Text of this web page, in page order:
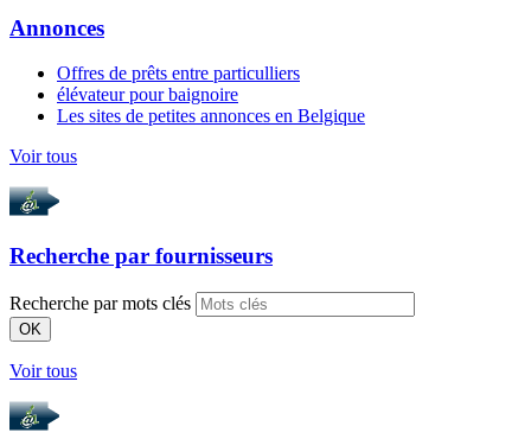
Annonces
Offres de prêts entre particulliers
élévateur pour baignoire
Les sites de petites annonces en Belgique
Voir tous
Recherche par fournisseurs
Recherche par mots clés
OK
Voir tous